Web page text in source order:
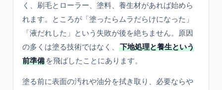
く、刷毛とローラー、塗料、養生材があれば始めら
れます。ところが「塗ったらムラだらけになった」
「液だれした」という失敗が後を絶ちません。原因
の多くは塗る技術ではなく、
下地処理と養生という
前準備 を飛ばしたことにあります。
塗る前に表面の汚れや油分を拭き取り、必要ならや